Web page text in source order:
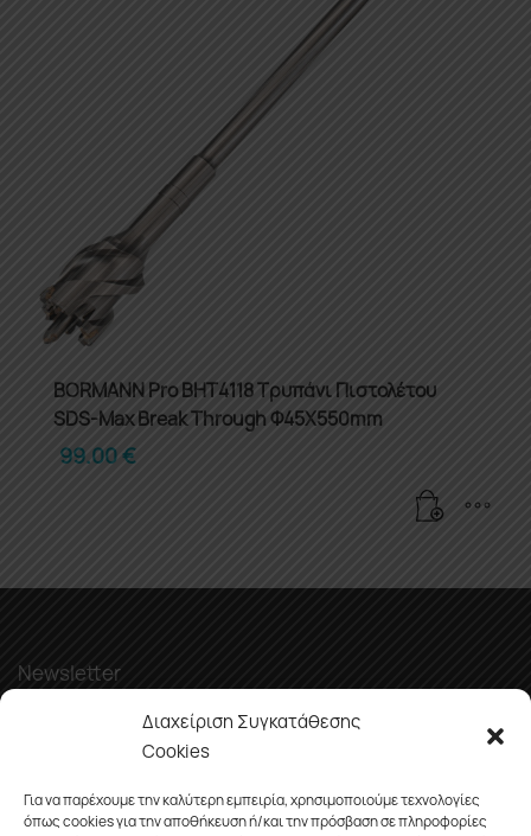
Διαχείριση Συγκατάθεσης
Cookies
Για να παρέχουμε την καλύτερη εμπειρία, χρησιμοποιούμε τεχνολογίες
όπως cookies για την αποθήκευση ή/και την πρόσβαση σε πληροφορίες
BORMANN Pro BHT4118 Τρυπάνι Πιστολέτου
SDS-Max Break Through Φ45X550mm
99.00€
Newsletter